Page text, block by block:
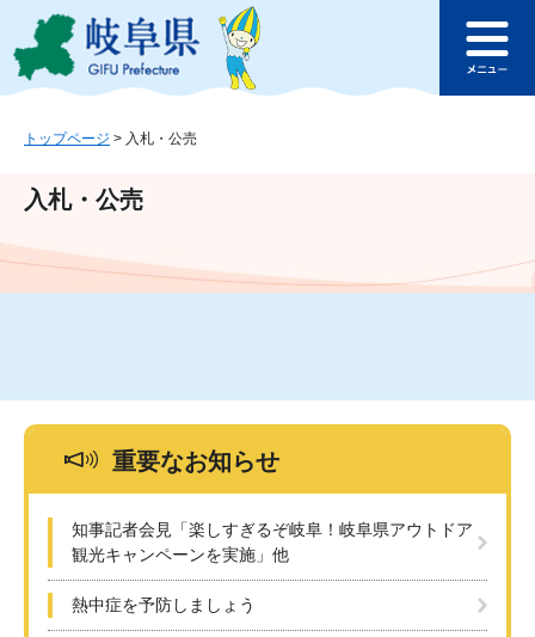
ジ
ュ
文
このページの本文へ
ュ
トップページ > 入札・公売
入札・公売
重要なお知らせ
知事記者会見「楽しすぎるぞ岐阜！岐阜県アウトドア
観光キャンペーンを実施」他
熱中症を予防しましょう